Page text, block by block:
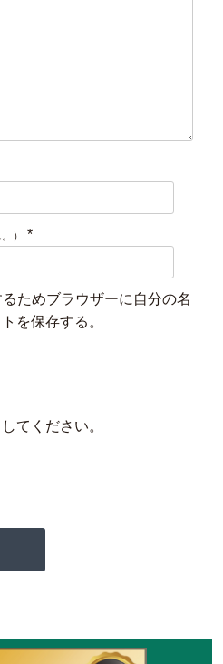
） *
ためブラウザーに自分の名
を保存する。
てください。